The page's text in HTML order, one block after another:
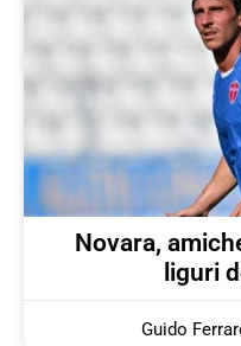
Novara,
liguri
Guido